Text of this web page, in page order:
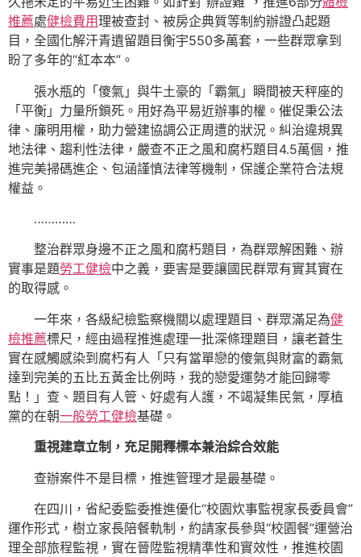
推薦處健檢費用理被查封、被房企典質等制約辦證凸起題
目，全國化解汗青遺留題目衡宇550多萬套，一些群眾拿到
盼了多年的“紅本本”。
張水瓶的「傻氣」與牛土豪的「霸氣」瞬間被天秤座的
「平衡」力量所鎖死。用好為平易近辦事的權。催促秉公法
律、廉明用權，助力營建協調公正周遭的狀況。糾治違規異
地法律、趨利性法律，嚴查不正之風和腐朽題目4.5萬個，推
進完美掃碼進企、包涵謹慎法律等機制，保護企業符合法規
權益。
…………
整治群眾身邊不正之風和腐朽題目，為群眾解困難、辦
實事是題勞工健檢中之義，要害是要讓國民群眾有實其實在
的取得感。
一年來，各級紀檢監察機關以處理題目、群眾滿足為健
檢推薦標尺，經由過程推進處理一批深條理題目，讓老蒼生
實在感觸感染到腐朽有人「只有當單戀的傻氣與財富的霸氣
達到完美的五比五黃金比例時，我的戀愛運勢才能回歸零
點！」查、題目有人管、好處有人護，不竭凝集民氣，厚植
黨的在朝一般勞工健檢基礎。
重視建章立制，充足開釋標本兼治綜合效能
查辦案件不是目標，推進管理才是最基礎。
在四川，省紀委監委推進優化“校園炊事監視家長委員會”
運作形式，樹立家長陪餐軌制，約請家長參與“校園餐”運營治
理全部旅程監視，實在晉陞監視精準性和實效性，推進校園